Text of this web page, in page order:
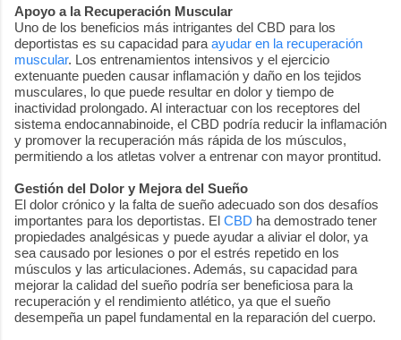
Apoyo a la Recuperación Muscular
Uno de los beneficios más intrigantes del CBD para los
deportistas es su capacidad para ayudar en la recuperación
muscular. Los entrenamientos intensivos y el ejercicio
extenuante pueden causar inflamación y daño en los tejidos
musculares, lo que puede resultar en dolor y tiempo de
inactividad prolongado. Al interactuar con los receptores del
sistema endocannabinoide, el CBD podría reducir la inflamación
y promover la recuperación más rápida de los músculos,
permitiendo a los atletas volver a entrenar con mayor prontitud.
Gestión del Dolor y Mejora del Sueño
El dolor crónico y la falta de sueño adecuado son dos desafíos
importantes para los deportistas. El CBD ha demostrado tener
propiedades analgésicas y puede ayudar a aliviar el dolor, ya
sea causado por lesiones o por el estrés repetido en los
músculos y las articulaciones. Además, su capacidad para
mejorar la calidad del sueño podría ser beneficiosa para la
recuperación y el rendimiento atlético, ya que el sueño
desempeña un papel fundamental en la reparación del cuerpo.